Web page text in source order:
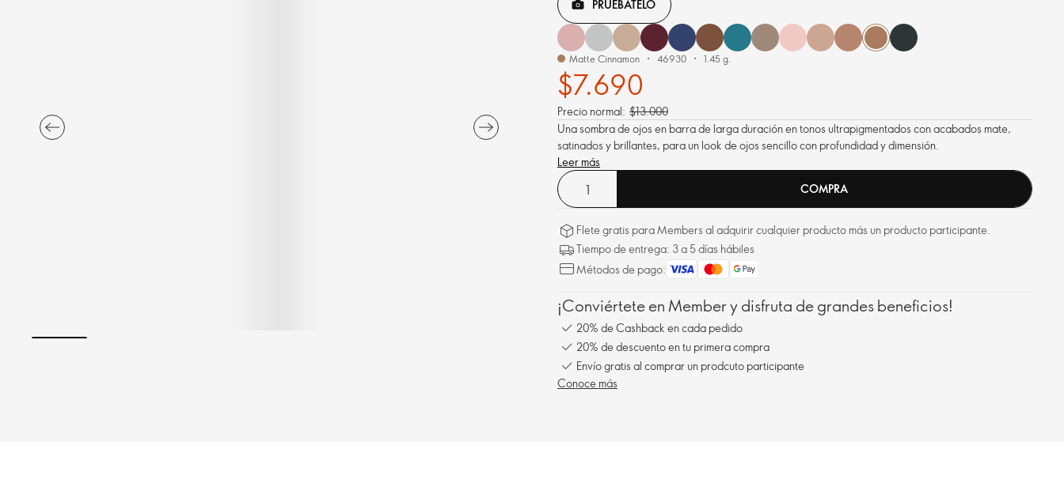
PRUÉBATELO
Matte Cinnamon 46930 1.45 g.
$7.690
Precio normal: $13.000
Una sombra de ojos en barra de larga duración en tonos ultrapigmentados con acabados mate,
satinados y brillantes, para un look de ojos sencillo con profundidad y dimensión.
Leer más
COMPRA
Flete gratis para Members al adquirir cualquier producto más un producto participante.
Tiempo de entrega: 3 a 5 días hábiles
Métodos de pago:
¡Conviértete en Member y disfruta de grandes beneficios!
20% de Cashback en cada pedido
20% de descuento en tu primera compra
Envío gratis al comprar un prodcuto participante
Conoce más